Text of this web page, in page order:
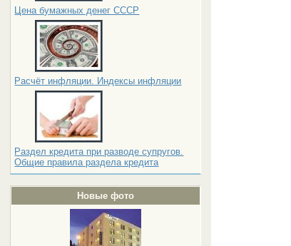
Цена бумажных денег СССР
Расчёт инфляции. Индексы инфляции
Раздел кредита при разводе супругов.
Общие правила раздела кредита
Новые фото